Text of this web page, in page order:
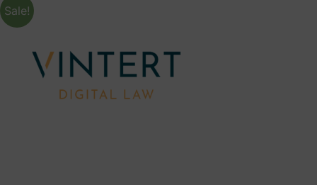
Sale!